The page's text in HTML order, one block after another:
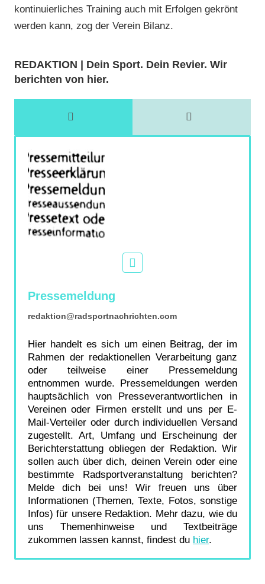
kontinuierliches Training auch mit Erfolgen gekrönt
werden kann, zog der Verein Bilanz.
REDAKTION | Dein Sport. Dein Revier. Wir
berichten von hier.
Pressemeldung
redaktion@radsportnachrichten.com
Hier handelt es sich um einen Beitrag, der im
Rahmen der redaktionellen Verarbeitung ganz
oder teilweise einer Pressemeldung
entnommen wurde. Pressemeldungen werden
hauptsächlich von Presseverantwortlichen in
Vereinen oder Firmen erstellt und uns per E-
Mail-Verteiler oder durch individuellen Versand
zugestellt. Art, Umfang und Erscheinung der
Berichterstattung obliegen der Redaktion. Wir
sollen auch über dich, deinen Verein oder eine
bestimmte Radsportveranstaltung berichten?
Melde dich bei uns! Wir freuen uns über
Informationen (Themen, Texte, Fotos, sonstige
Infos) für unsere Redaktion. Mehr dazu, wie du
uns Themenhinweise und Textbeiträge
zukommen lassen kannst, findest du hier.